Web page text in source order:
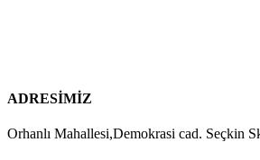
ADRESİMİZ
Orhanlı Mahallesi,Demokrasi cad. Seçkin